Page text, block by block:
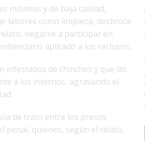
mínimas y de baja calidad,
labores como limpieza, desbroce
negarse a participar en
aplicado a los reclusos.
infestados de chinches y que las
a los internos, agravando el
de trato entre los presos
penal, quienes, según el relato,